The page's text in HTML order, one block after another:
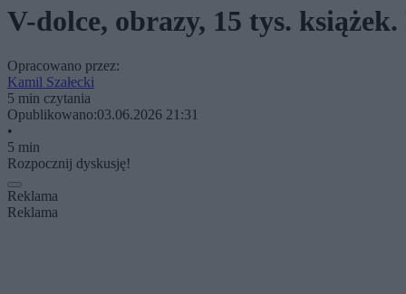
V-dolce, obrazy, 15 tys.
Opracowano przez:
Kamil Szałecki
5 min czytania
Opublikowano:03.06.2026 21:31
•
5 min
Rozpocznij dyskusję!
Reklama
Reklama